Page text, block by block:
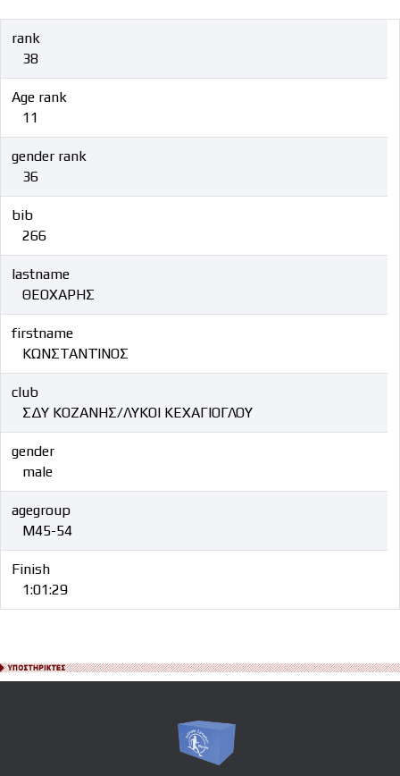
rank
38
Age rank
11
gender rank
36
bib
266
lastname
ΘΕΟΧΑΡΗΣ
firstname
ΚΩΝΣΤΑΝΤΊΝΟΣ
club
ΣΔΥ ΚΟΖΑΝΗΣ/ΛΥΚΟΙ ΚΕΧΑΓΙΟΓΛΟΥ
gender
male
agegroup
M45-54
Finish
1:01:29